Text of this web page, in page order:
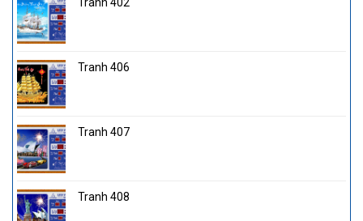
Tranh 402
Tranh 406
Tranh 407
Tranh 408